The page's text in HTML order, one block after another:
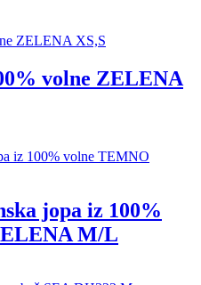
volne ZELENA
jopa iz 100%
M/L